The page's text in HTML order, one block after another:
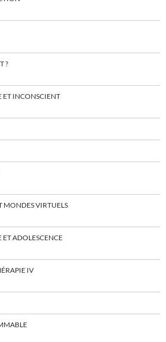
?
ET INCONSCIENT
MONDES VIRTUELS
ADOLESCENCE
IV